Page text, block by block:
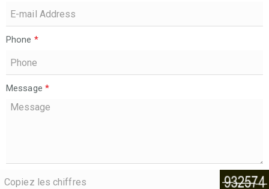
Phone *
Message *